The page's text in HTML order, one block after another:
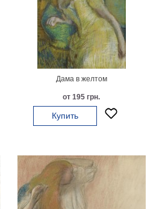
Дама в желтом
от 195 грн.
Купить